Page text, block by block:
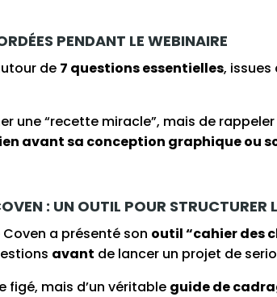
PENDANT LE WEBINAIRE
de 7 questions essentielles, issues
une “recette miracle”, mais de
avant sa conception graphique ou
: UN OUTIL POUR STRUCTURER
a présenté son outil “cahier des
avant de lancer un projet de
figé, mais d’un véritable guide de